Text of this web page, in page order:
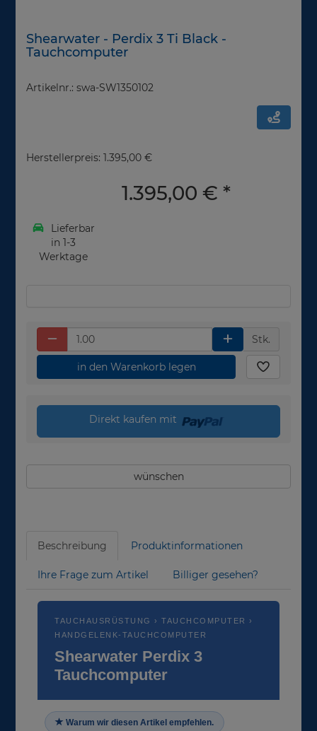
Shearwater - Perdix 3 Ti Black -
Tauchcomputer
Artikelnr.: swa-SW1350102
Herstellerpreis: 1.395,00 €
1.395,00 € *
Lieferbar
in 1-3
Werktage
Stk.
in den Warenkorb legen
Direkt kaufen mit
wünschen
Beschreibung Produktinformationen
Ihre Frage zum Artikel Billiger gesehen?
TAUCHAUSRÜSTUNG › TAUCHCOMPUTER ›
HANDGELENK-TAUCHCOMPUTER
Shearwater Perdix 3
Tauchcomputer
Warum wir diesen Artikel empfehlen.